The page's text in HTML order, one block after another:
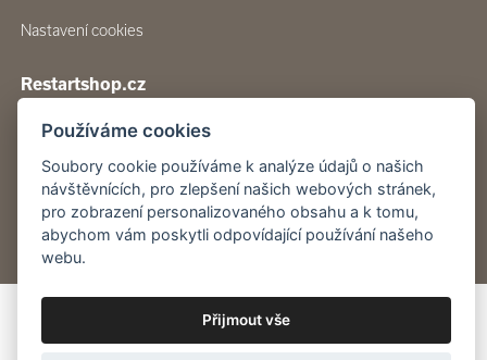
Nastavení cookies
Restartshop.cz
Pracenaulici.cz
Odběr
novinek
Používáme cookies
Soubory cookie používáme k analýze údajů o našich
návštěvnících, pro zlepšení našich webových stránek,
pro zobrazení personalizovaného obsahu a k tomu,
abychom vám poskytli odpovídající používání našeho
webu.
Přijmout vše